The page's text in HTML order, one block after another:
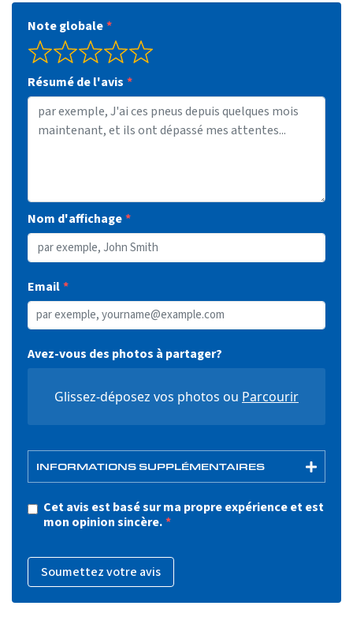
Note globale
Résumé de l'avis
Nom d'affichage
Email
Avez-vous des photos à partager?
Glissez-déposez vos photos ou Parcourir
INFORMATIONS SUPPLÉMENTAIRES
Cet avis est basé sur ma propre expérience et est
mon opinion sincère.
Soumettez votre avis